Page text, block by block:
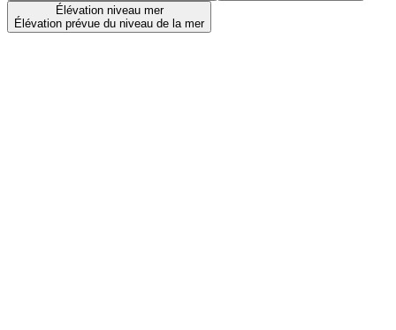
Élévation niveau mer
Élévation prévue du niveau de la mer